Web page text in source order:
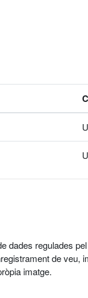
regulades
de veu,
imatge.